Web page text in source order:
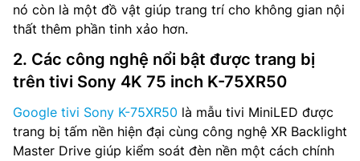
nó còn là một đồ vật giúp trang trí cho không gian nội
thất thêm phần tinh xảo hơn.
2. Các công nghệ nổi bật được trang bị
trên tivi Sony 4K 75 inch K-75XR50
Google tivi Sony K-75XR50 là mẫu tivi MiniLED được
trang bị tấm nền hiện đại cùng công nghệ XR Backlight
Master Drive giúp kiểm soát đèn nền một cách chính